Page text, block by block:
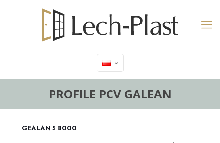
PROFILE PCV GALEAN
GEALAN S 8000